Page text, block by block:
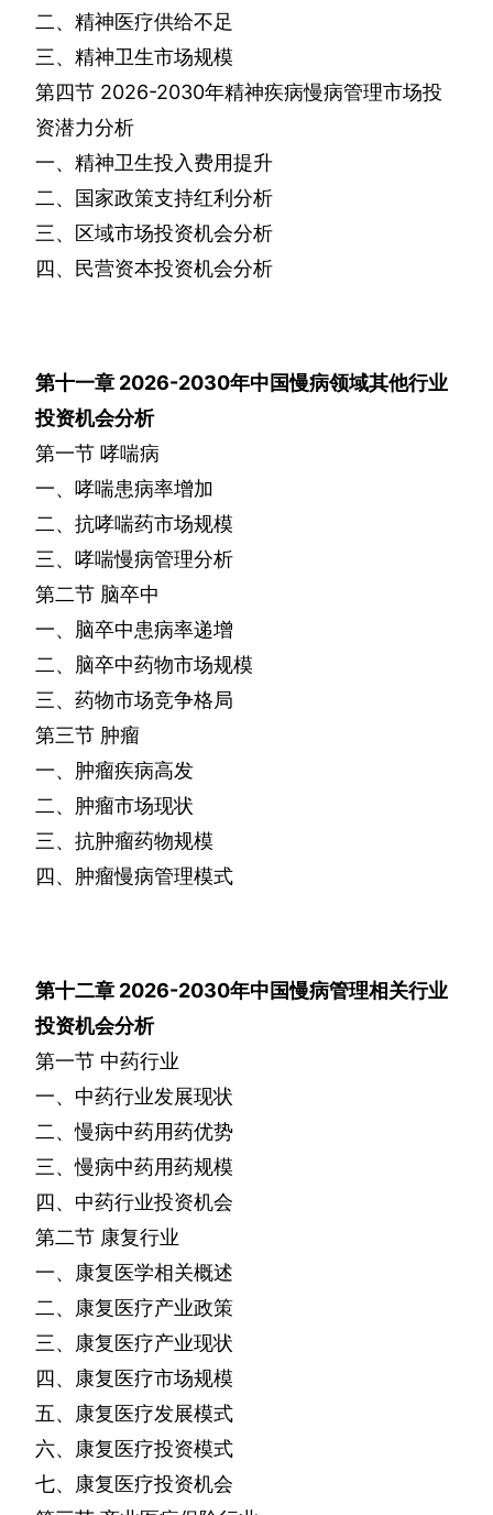
二、精神医疗供给不足
三、精神卫生市场规模
第四节 2026-2030年精神疾病慢病管理市场投
资潜力分析
一、精神卫生投入费用提升
二、国家政策支持红利分析
三、区域市场投资机会分析
四、民营资本投资机会分析
第十一章 2026-2030年中国慢病领域其他行业
投资机会分析
第一节 哮喘病
一、哮喘患病率增加
二、抗哮喘药市场规模
三、哮喘慢病管理分析
第二节 脑卒中
一、脑卒中患病率递增
二、脑卒中药物市场规模
三、药物市场竞争格局
第三节 肿瘤
一、肿瘤疾病高发
二、肿瘤市场现状
三、抗肿瘤药物规模
四、肿瘤慢病管理模式
第十二章 2026-2030年中国慢病管理相关行业
投资机会分析
第一节 中药行业
一、中药行业发展现状
二、慢病中药用药优势
三、慢病中药用药规模
四、中药行业投资机会
第二节 康复行业
一、康复医学相关概述
二、康复医疗产业政策
三、康复医疗产业现状
四、康复医疗市场规模
五、康复医疗发展模式
六、康复医疗投资模式
七、康复医疗投资机会